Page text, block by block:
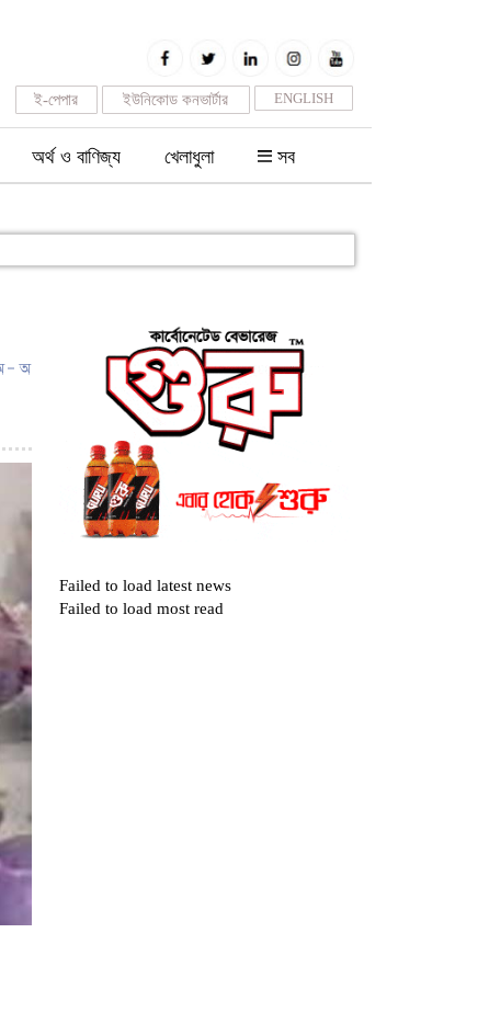
ENGLISH
ইউনিকোড কনভার্টার
ই-পেপার
অর্থ ও বাণিজ্য খেলাধুলা সব
Failed to load latest news
Failed to load most read